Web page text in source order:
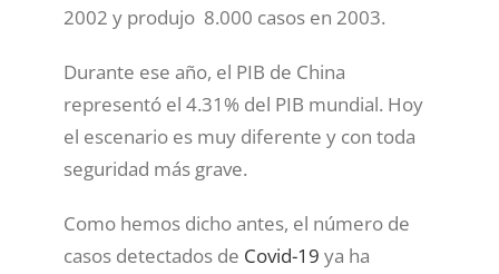
2002 y produjo 8.000 casos en 2003.
Durante ese año, el PIB de China
representó el 4.31% del PIB mundial. Hoy
el escenario es muy diferente y con toda
seguridad más grave.
Como hemos dicho antes, el número de
casos detectados de Covid-19 ya ha